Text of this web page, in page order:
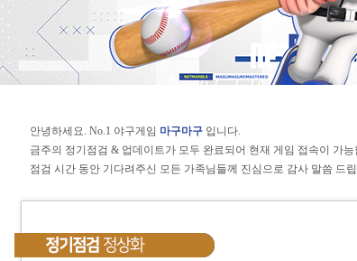
안녕하세요. No.1 야구게임 마구마구 입니다.
금주의 정기점검 & 업데이트가 모두 완료되어 현재 게임 접속이 가능
점검 시간 동안 기다려주신 모든 가족님들께 진심으로 감사 말씀 드